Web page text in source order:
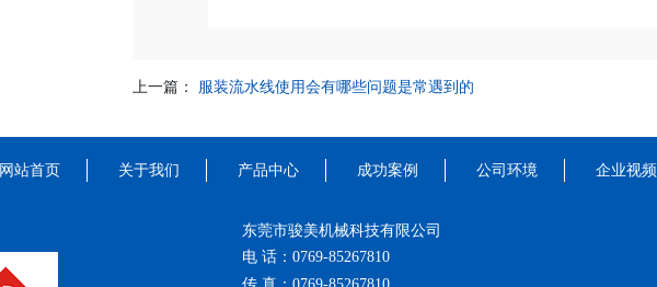
上一篇： 服装流水线使用会有哪些问题是常遇到的
网站首页 关于我们 产品中心 成功案例 公司环境 企业视频
东莞市骏美机械科技有限公司
电 话：0769-85267810